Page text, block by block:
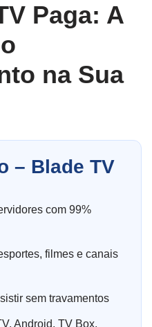
Paga: A
na Sua
– Blade TV
com 99%
filmes e canais
sem travamentos
Android, TV Box,